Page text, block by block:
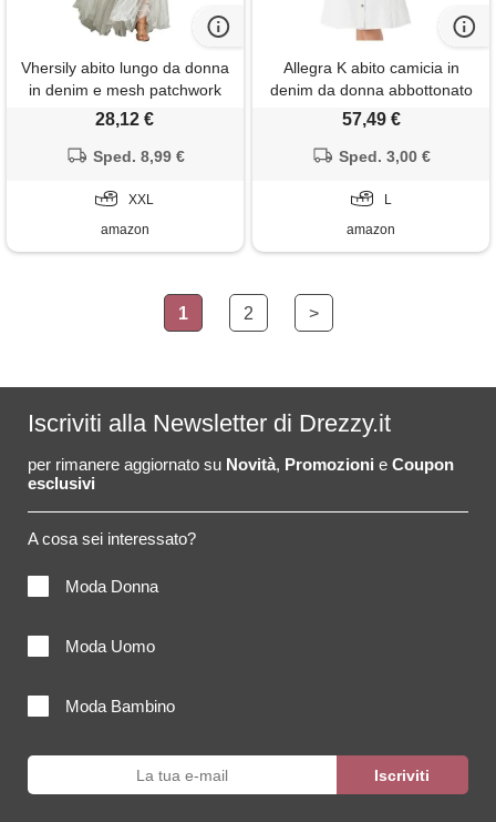
Vhersily abito lungo da donna
in denim e mesh patchwork
modello a camicia con volant
in chiffon scollo a v western
abbigliamento country maxi
vestito sexydonna hard
28,12 €
Sped. 8,99 €
XXL
amazon
Allegra K abito camicia in
denim da donna abbottonato
manica lunga con cintura
classico abito in jeans bianca l
57,49 €
Sped. 3,00 €
L
amazon
1 2 >
Iscriviti alla Newsletter di Drezzy.it
per rimanere aggiornato su Novità, Promozioni e Coupon
esclusivi
A cosa sei interessato?
Moda Donna
Moda Uomo
Moda Bambino